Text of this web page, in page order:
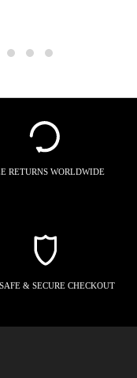
RETURNS WORLDWIDE
& SECURE CHECKOUT